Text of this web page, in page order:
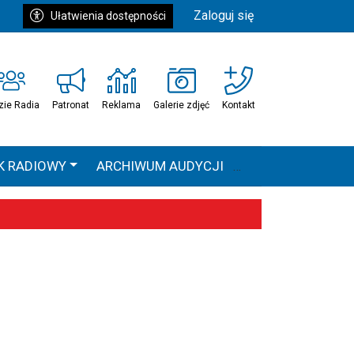
Ułatwienia dostępności Zaloguj się
Radia Patronat Reklama Galerie zdjęć Kontakt
RADIOWY ARCHIWUM AUDYCJI
HEAVEN TOUR